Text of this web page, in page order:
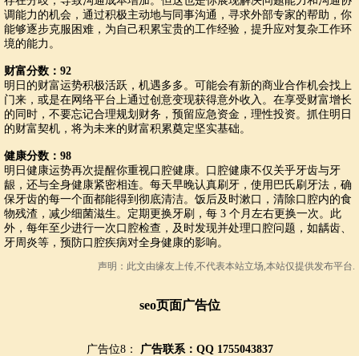
调能力的机会，通过积极主动地与同事沟通，寻求外部专家的帮助，你
能够逐步克服困难，为自己积累宝贵的工作经验，提升应对复杂工作环
境的能力。
财富分数：92
明日的财富运势积极活跃，机遇多多。可能会有新的商业合作机会找上
门来，或是在网络平台上通过创意变现获得意外收入。在享受财富增长
的同时，不要忘记合理规划财务，预留应急资金，理性投资。抓住明日
的财富契机，将为未来的财富积累奠定坚实基础。
健康分数：98
明日健康运势再次提醒你重视口腔健康。口腔健康不仅关乎牙齿与牙
龈，还与全身健康紧密相连。每天早晚认真刷牙，使用巴氏刷牙法，确
保牙齿的每一个面都能得到彻底清洁。饭后及时漱口，清除口腔内的食
物残渣，减少细菌滋生。定期更换牙刷，每 3 个月左右更换一次。此
外，每年至少进行一次口腔检查，及时发现并处理口腔问题，如龋齿、
牙周炎等，预防口腔疾病对全身健康的影响。
声明：此文由缘友上传,不代表本站立场,本站仅提供发布平台.
seo页面广告位
广告位8： 广告联系：QQ 1755043837